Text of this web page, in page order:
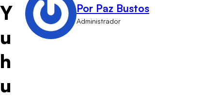
Y
u
h
u
Por Paz Bustos
Administrador